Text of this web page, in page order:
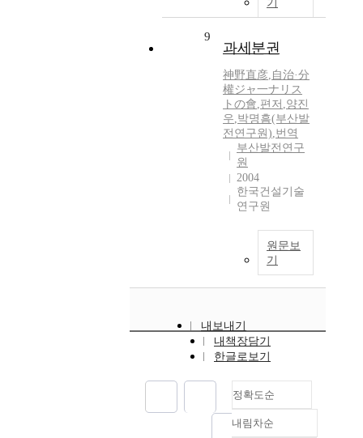
기
9
과세분권
神野直彦, 自治·分
權ジャ一ナリス
トの會,편저 ,양진
우,박명흠(부산발
전연구원),번역
부산발전연구
원
2004
한국건설기술
연구원
원문보
기
내보내기
내책장담기
한글로보기
정확도순
정확도
내림차순